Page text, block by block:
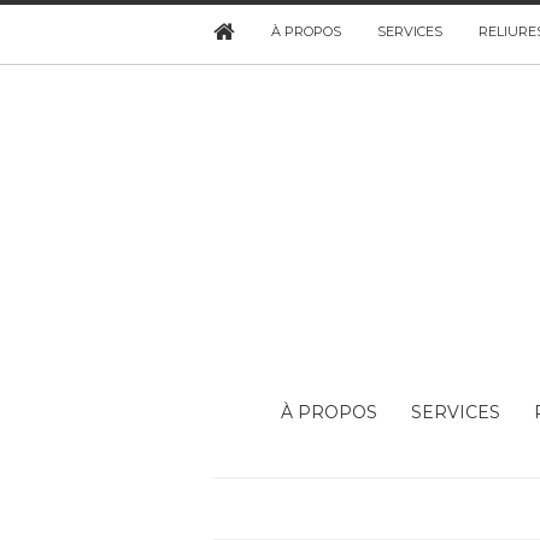
À PROPOS SERVICES
À PROPOS SERVICES